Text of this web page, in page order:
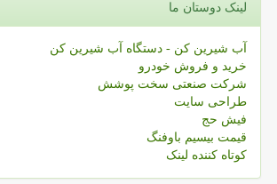
لینک دوستان ما
آب شیرین کن - دستگاه آب شیرین کن
خرید و فروش خودرو
شرکت صنعتی سخت پوشش
طراحی سایت
فیش حج
قیمت بیسیم باوفنگ
کوتاه کننده لینک